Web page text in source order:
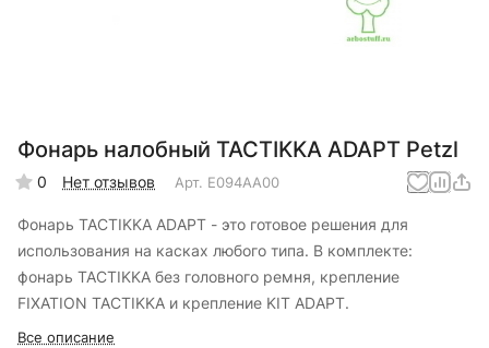
Фонарь налобный TACTIKKA ADAPT Petzl
0 Нет отзывов Арт. E094AA00
Фонарь TACTIKKA ADAPT - это готовое решения для
использования на касках любого типа. В комплекте:
фонарь TACTIKKA без головного ремня, крепление
FIXATION TACTIKKA и крепление KIT ADAPT.
Все описание